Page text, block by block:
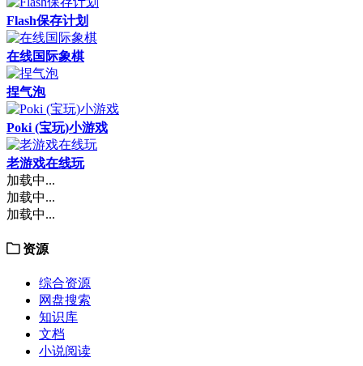
Flash保存计划
在线国际象棋
捏气泡
Poki (宝玩)小游戏
老游戏在线玩
加载中...
加载中...
加载中...
资源
综合资源
网盘搜索
知识库
文档
小说阅读